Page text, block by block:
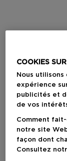
COOKIES
Nous
expérience
publicités et
de vos
Comment
notre site
façon dont
Consultez